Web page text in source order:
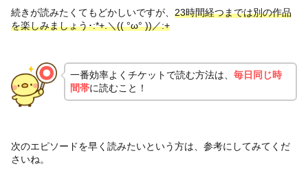
続きが読みたくてもどかしいですが、 23時間経つまでは別の作品
を楽しみましょう･:*+.＼(( °ω° ))／:+
一番効率よくチケットで読む方法は、 毎日同じ時
間帯に読むこと！
次のエピソードを早く読みたいという方は、参考にしてみてくだ
さいね。